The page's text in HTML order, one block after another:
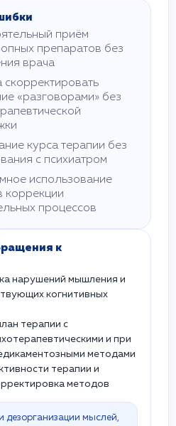
приём
препаратов без
врача
скорректировать
«разговорами» без
курса терапии без
с психиатром
использование
коррекции
процессов
к
нарушений мышления и
когнитивных
терапии с
и при
методами
терапии и
методов
дезорганизации мыслей,